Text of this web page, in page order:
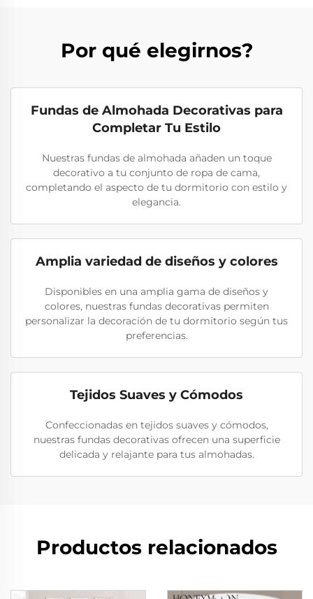
Por qué elegirnos?
Fundas de Almohada Decorativas para
Completar Tu Estilo
Nuestras fundas de almohada añaden un toque
decorativo a tu conjunto de ropa de cama,
completando el aspecto de tu dormitorio con estilo y
elegancia.
Amplia variedad de diseños y colores
Disponibles en una amplia gama de diseños y
colores, nuestras fundas decorativas permiten
personalizar la decoración de tu dormitorio según tus
preferencias.
Tejidos Suaves y Cómodos
Confeccionadas en tejidos suaves y cómodos,
nuestras fundas decorativas ofrecen una superficie
delicada y relajante para tus almohadas.
Productos relacionados